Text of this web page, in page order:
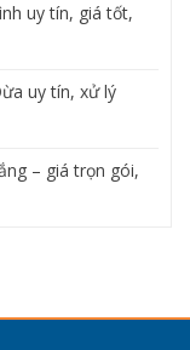
uy tín, giá tốt,
uy tín, xử lý
– giá trọn gói,